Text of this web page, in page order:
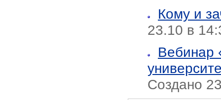
Кому и
23.10 в
Вебинар
Создано